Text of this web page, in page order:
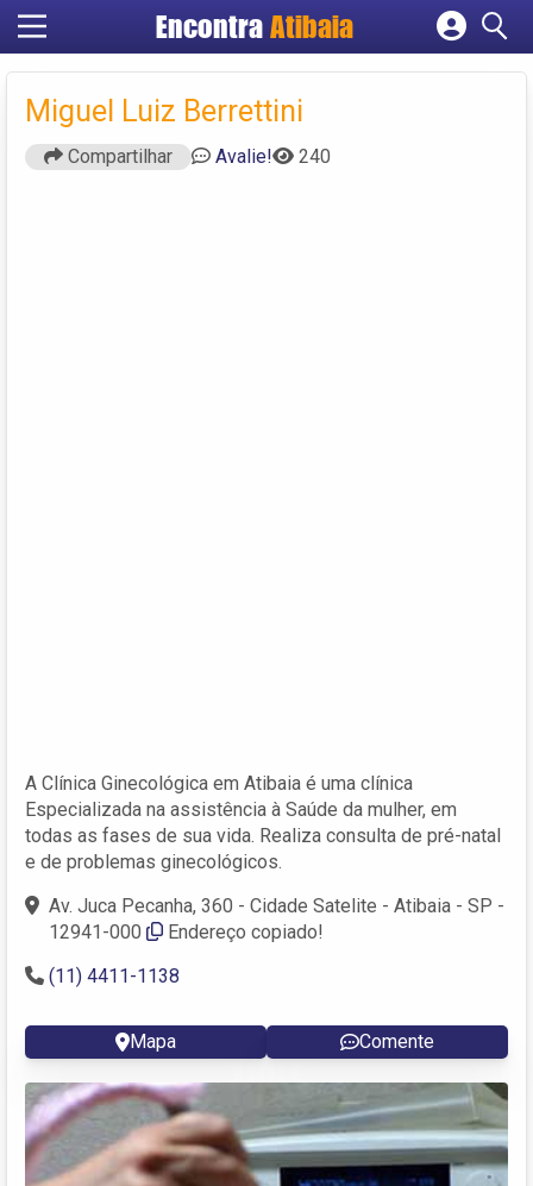
Encontra Atibaia
Cadastrar empresa
Criar conta
Miguel Luiz Berrettini
Compartilhar Avalie! 240
A Clínica Ginecológica em Atibaia é uma clínica
Especializada na assistência à Saúde da mulher, em
todas as fases de sua vida. Realiza consulta de pré-natal
e de problemas ginecológicos.
Av. Juca Pecanha, 360 - Cidade Satelite - Atibaia - SP -
12941-000
Endereço copiado!
(11) 4411-1138
Mapa Comente